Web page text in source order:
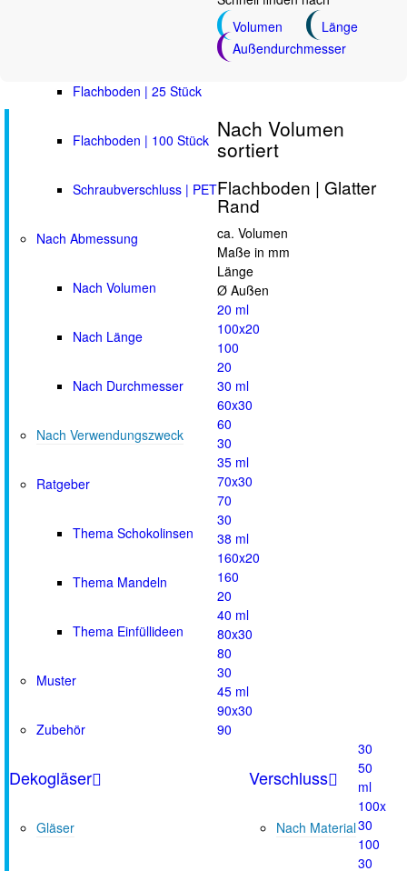
Flachboden | 25 Stück
Flachboden | 100 Stück
Schraubverschluss | PET
Nach Abmessung
Nach Volumen
Nach Länge
Nach Durchmesser
Nach Verwendungszweck
Ratgeber
Thema Schokolinsen
Thema Mandeln
Thema Einfüllideen
Muster
Zubehör
Dekogläser
Gläser
Verschluss
Nach Material
Volumen
Länge
Außendurchmesser
Nach Volumen
sortiert
Flachboden | Glatter
Rand
ca. Volumen
Maße in mm
Länge
Ø Außen
20 ml
100x20
100
20
30 ml
60x30
60
30
35 ml
70x30
70
30
38 ml
160x20
160
20
40 ml
80x30
80
30
45 ml
90x30
90
30
50
ml
100x
30
100
30